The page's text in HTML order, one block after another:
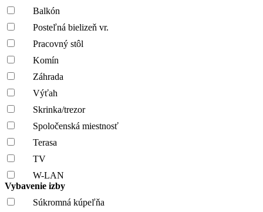
Balkón
Posteľná bielizeň vr.
Pracovný stôl
Komín
Záhrada
Výťah
Skrinka/trezor
Spoločenská miestnosť
Terasa
TV
W-LAN
Vybavenie izby
Súkromná kúpeľňa